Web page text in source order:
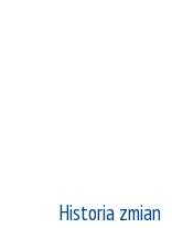
Historia zmian